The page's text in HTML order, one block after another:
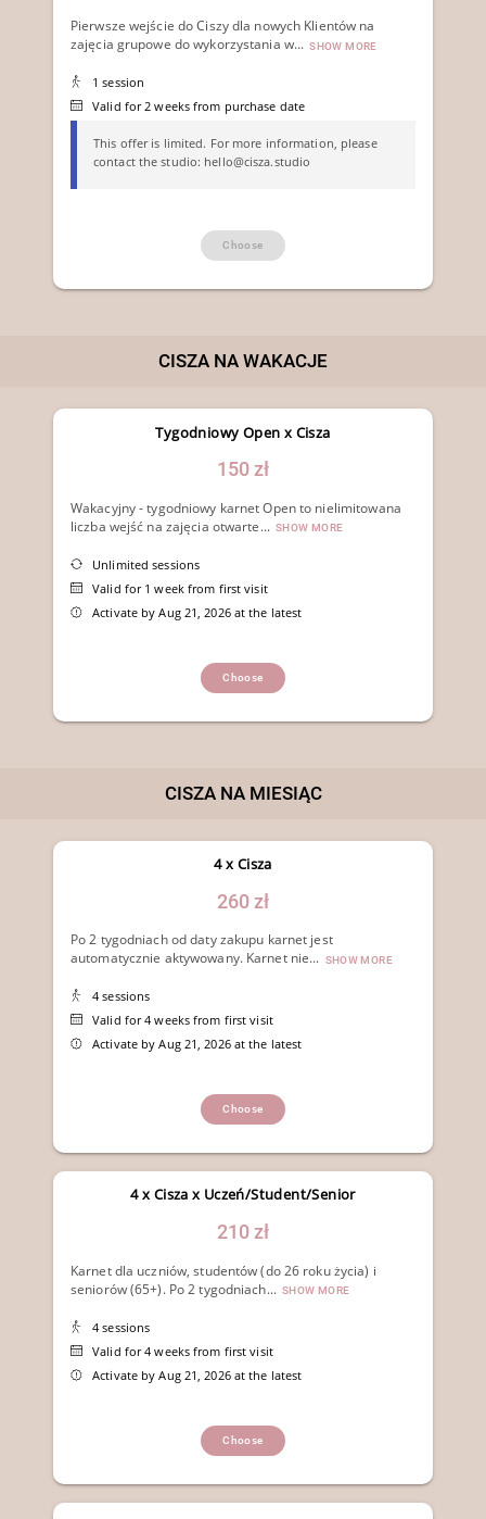
Pierwsze wejście do Ciszy dla nowych Klientów na
zajęcia grupowe do wykorzystania w... SHOW MORE
1 session
Valid for 2 weeks from purchase date
This offer is limited. For more information, please
contact the studio: hello@cisza.studio
Choose
CISZA NA WAKACJE
Tygodniowy Open x Cisza
150 zł
Wakacyjny - tygodniowy karnet Open to nielimitowana
liczba wejść na zajęcia otwarte... SHOW MORE
Unlimited sessions
Valid for 1 week from first visit
Activate by Aug 21, 2026 at the latest
Choose
CISZA NA MIESIĄC
4 x Cisza
260 zł
Po 2 tygodniach od daty zakupu karnet jest
automatycznie aktywowany. Karnet nie... SHOW MORE
4 sessions
Valid for 4 weeks from first visit
Activate by Aug 21, 2026 at the latest
Choose
4 x Cisza x Uczeń/Student/Senior
210 zł
Karnet dla uczniów, studentów (do 26 roku życia) i
seniorów (65+). Po 2 tygodniach... SHOW MORE
4 sessions
Valid for 4 weeks from first visit
Activate by Aug 21, 2026 at the latest
Choose